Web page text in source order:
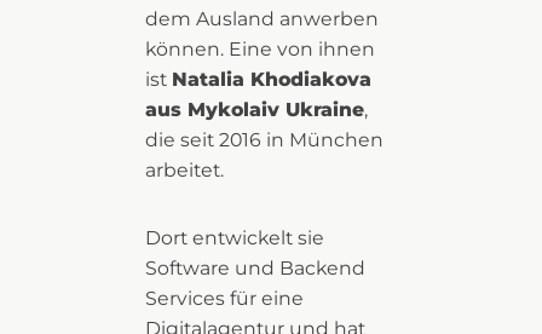
dem Ausland anwerben
können. Eine von ihnen
ist Natalia Khodiakova
aus Mykolaiv Ukraine,
die seit 2016 in München
arbeitet.
Dort entwickelt sie
Software und Backend
Services für eine
Digitalagentur und hat